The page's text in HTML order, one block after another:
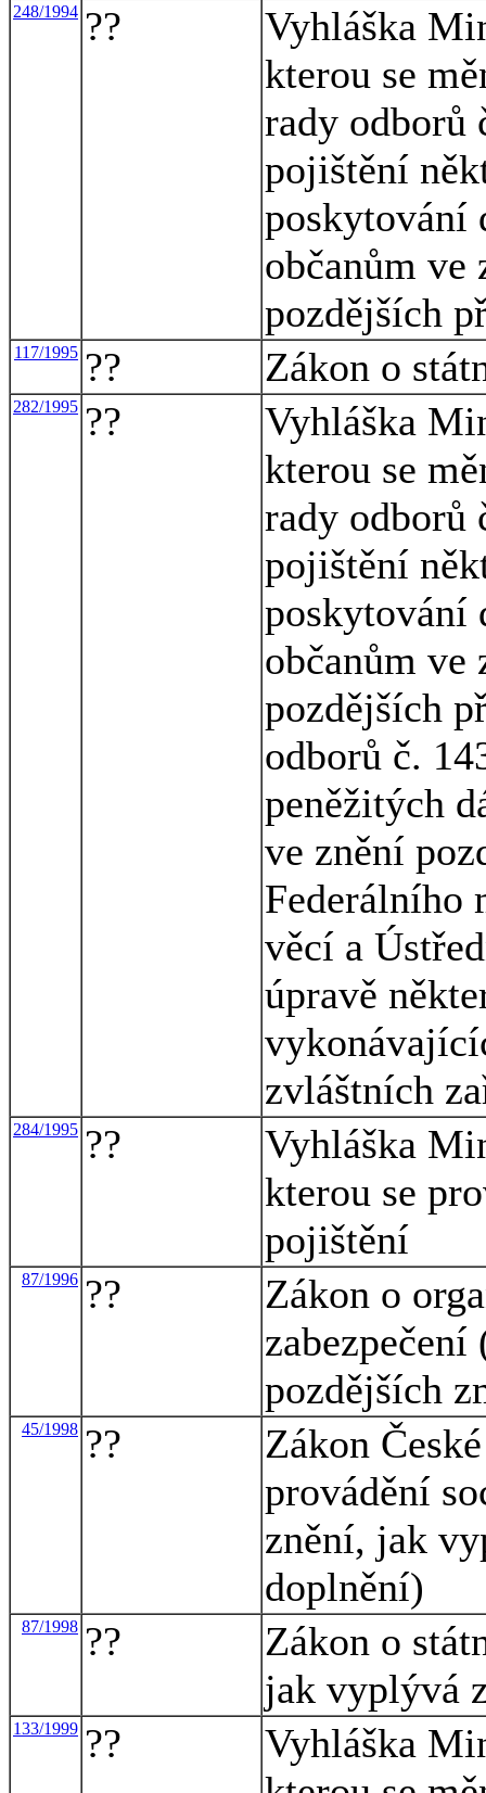
248/1994 ??
Vyhláška
kterou se
rady odborů
pojištění
poskytování
občanům ve
pozdějších
117/1995 ?? Zákon o
282/1995 ??
Vyhláška
kterou se
rady odborů
pojištění
poskytování
občanům ve
pozdějších
odborů č.
peněžitých
ve znění
Federálního
věcí a
úpravě
zvláštních
284/1995 ??
Vyhláška
kterou se
pojištění
87/1996 ??
Zákon o
pozdějších
45/1998 ??
Zákon
provádění
znění, jak
doplnění)
87/1998 ??
Zákon o
jak vyplývá
133/1999 ??
Vyhláška